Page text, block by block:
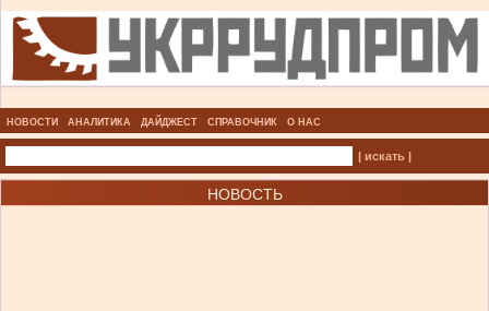
НОВОСТИ АНАЛИТИКА ДАЙДЖЕСТ СПРАВОЧНИК О НАС
| искать |
НОВОСТЬ